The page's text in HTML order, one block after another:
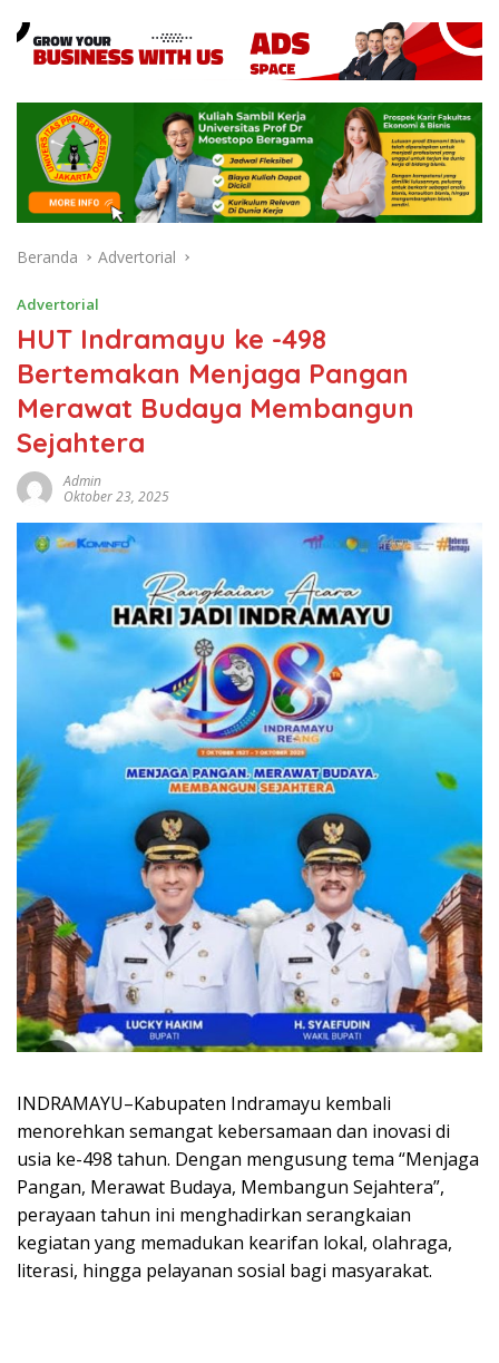
Beranda Advertorial
Advertorial
HUT Indramayu ke -498
Bertemakan Menjaga Pangan
Merawat Budaya Membangun
Sejahtera
Admin
Oktober 23, 2025
INDRAMAYU–Kabupaten Indramayu kembali
menorehkan semangat kebersamaan dan inovasi di
usia ke-498 tahun. Dengan mengusung tema “Menjaga
Pangan, Merawat Budaya, Membangun Sejahtera”,
perayaan tahun ini menghadirkan serangkaian
kegiatan yang memadukan kearifan lokal, olahraga,
literasi, hingga pelayanan sosial bagi masyarakat.